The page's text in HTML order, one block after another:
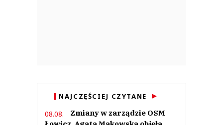
NAJCZĘŚCIEJ CZYTANE
08.08.
Zmiany w zarządzie OSM